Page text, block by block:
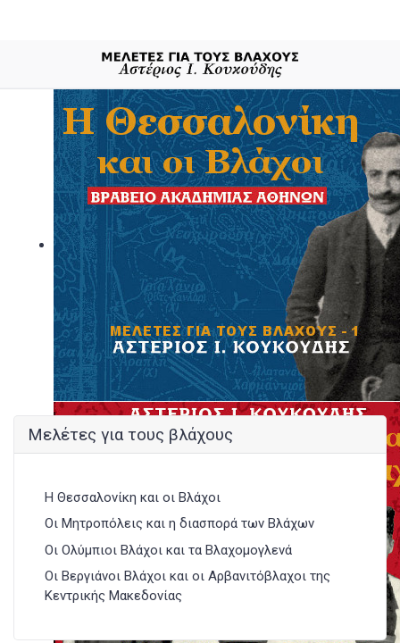
Μελέτες για τους βλάχους
Η Θεσσαλονίκη και οι Βλάχοι
Οι Μητροπόλεις και η διασπορά των Βλάχων
Οι Ολύμπιοι Βλάχοι και τα Βλαχομογλενά
Οι Βεργιάνοι Βλάχοι και οι Αρβανιτόβλαχοι της
Κεντρικής Μακεδονίας